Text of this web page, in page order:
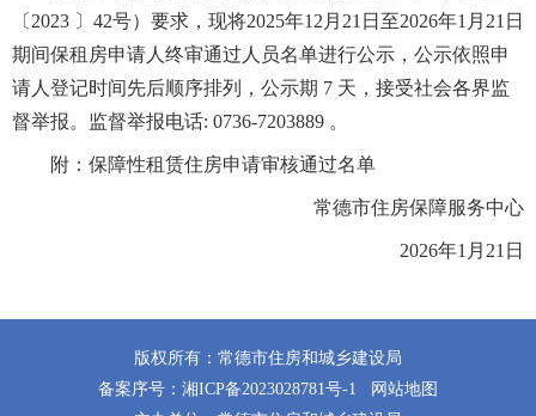
〔2023 〕42号）要求，现将2025年12月21日至2026年1月21日
期间保租房申请人终审通过人员名单进行公示，公示依照申
请人登记时间先后顺序排列，公示期 7 天，接受社会各界监
督举报。监督举报电话: 0736-7203889 。
附： 保障性租赁住房申请审核通过名单
常德市住房保障服务中心
2026年1月21日
版权所有：常德市住房和城乡建设局
备案序号： 湘ICP备2023028781号-1
网站地图